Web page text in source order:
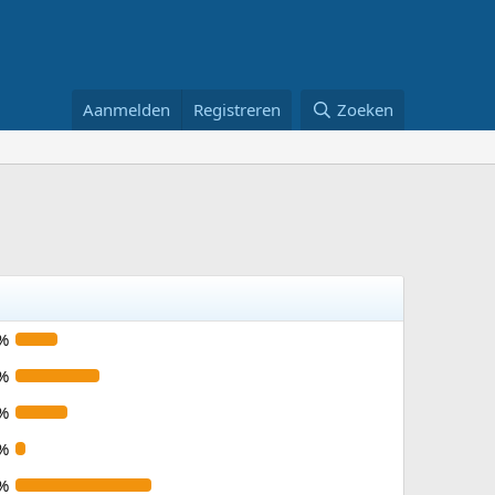
Aanmelden Registreren Zoeken